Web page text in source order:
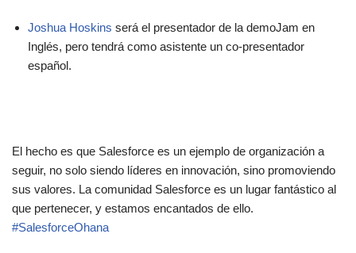
Joshua Hoskins será el presentador de la demoJam en
Inglés, pero tendrá como asistente un co-presentador
español.
El hecho es que Salesforce es un ejemplo de organización a
seguir, no solo siendo líderes en innovación, sino promoviendo
sus valores. La comunidad Salesforce es un lugar fantástico al
que pertenecer, y estamos encantados de ello.
#SalesforceOhana